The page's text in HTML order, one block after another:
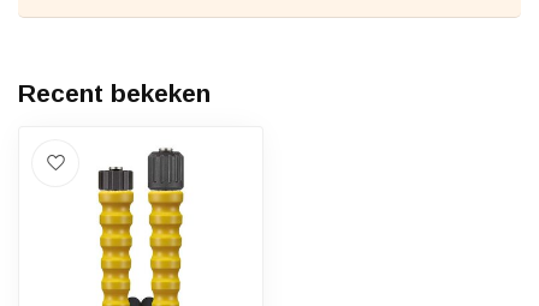
Recent bekeken